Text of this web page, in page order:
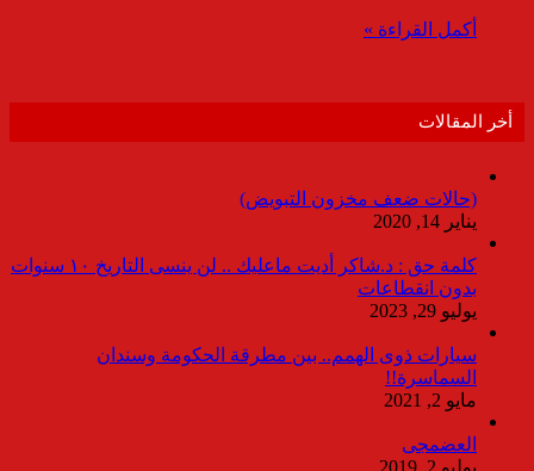
أكمل القراءة »
أخر المقالات
(حالات ضعف مخزون التبويض)
يناير 14, 2020
كلمة حق : د.شاكر أديت ماعليك .. لن ينسى التاريخ ١٠ سنوات
بدون انقطاعات
يوليو 29, 2023
سيارات ذوى الهمم.. بين مطرقة الحكومة وسندان
السماسرة!!
مايو 2, 2021
العضمجى